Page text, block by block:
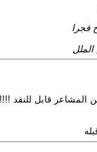
فجرا
المشاعر قابل للنقد